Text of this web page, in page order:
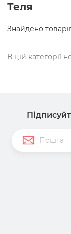
Теля
Знайдено
В цій категорії